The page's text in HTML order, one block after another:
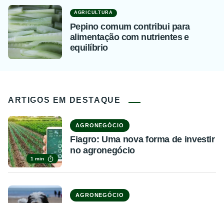
AGRICULTURA
Pepino comum contribui para
alimentação com nutrientes e
equilíbrio
ARTIGOS EM DESTAQUE
1 min
AGRONEGÓCIO
Fiagro: Uma nova forma de investir
no agronegócio
AGRONEGÓCIO